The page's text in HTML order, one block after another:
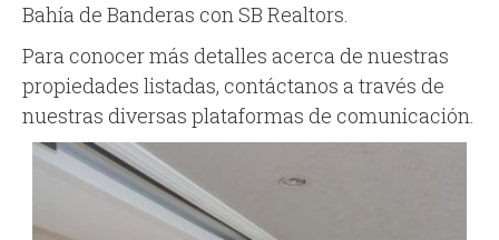
Bahía de Banderas con SB Realtors.
Para conocer más detalles acerca de nuestras
propiedades listadas, contáctanos a través de
nuestras diversas plataformas de comunicación.